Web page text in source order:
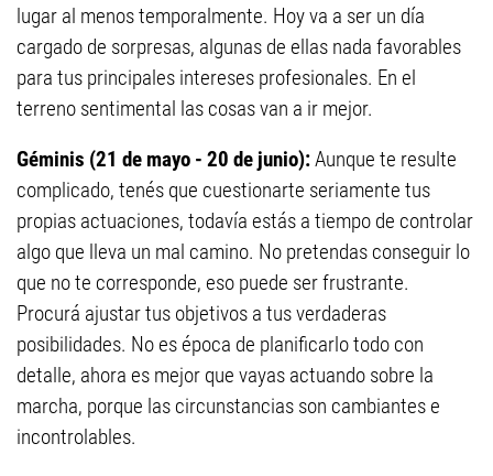
lugar al menos temporalmente. Hoy va a ser un día
cargado de sorpresas, algunas de ellas nada favorables
para tus principales intereses profesionales. En el
terreno sentimental las cosas van a ir mejor.
Géminis (21 de mayo - 20 de junio):Aunque te resulte
complicado, tenés que cuestionarte seriamente tus
propias actuaciones, todavía estás a tiempo de controlar
algo que lleva un mal camino. No pretendas conseguir lo
que no te corresponde, eso puede ser frustrante.
Procurá ajustar tus objetivos a tus verdaderas
posibilidades. No es época de planificarlo todo con
detalle, ahora es mejor que vayas actuando sobre la
marcha, porque las circunstancias son cambiantes e
incontrolables.